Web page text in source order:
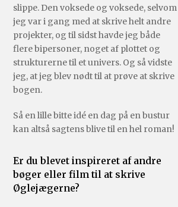
slippe. Den voksede og voksede, selvom
jeg var i gang med at skrive helt andre
projekter, og til sidst havde jeg både
flere bipersoner, noget af plottet og
strukturerne til et univers. Og så vidste
jeg, at jeg blev nødt til at prøve at skrive
bogen.
Så en lille bitte idé en dag på en bustur
kan altså sagtens blive til en hel roman!
Er du blevet inspireret af andre
bøger eller film til at skrive
Øglejægerne?